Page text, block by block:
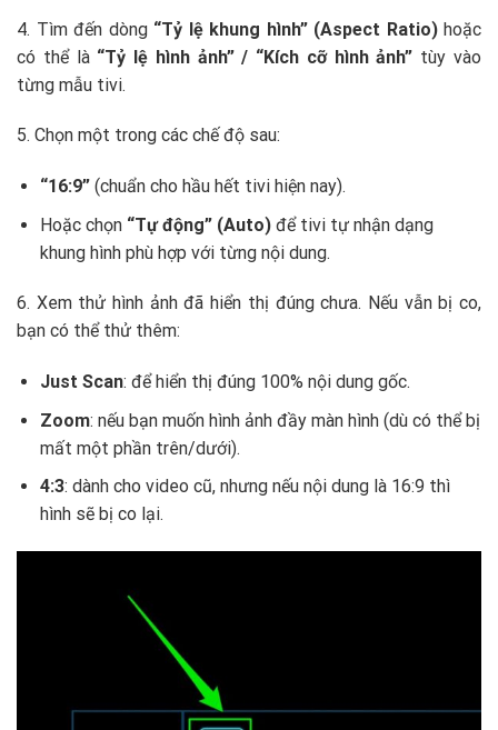
4. Tìm đến dòng “Tỷ lệ khung hình” (Aspect Ratio)hoặc
có thể là “Tỷ lệ hình ảnh” / “Kích cỡ hình ảnh” tùy vào
từng mẫu tivi.
5. Chọn một trong các chế độ sau:
“16:9”(chuẩn cho hầu hết tivi hiện nay).
Hoặc chọn “Tự động” (Auto)để tivi tự nhận dạng
khung hình phù hợp với từng nội dung.
6. Xem thử hình ảnh đã hiển thị đúng chưa. Nếu vẫn bị co,
bạn có thể thử thêm:
Just Scan: để hiển thị đúng 100% nội dung gốc.
Zoom: nếu bạn muốn hình ảnh đầy màn hình (dù có thể bị
mất một phần trên/dưới).
4:3: dành cho video cũ, nhưng nếu nội dung là 16:9 thì
hình sẽ bị co lại.